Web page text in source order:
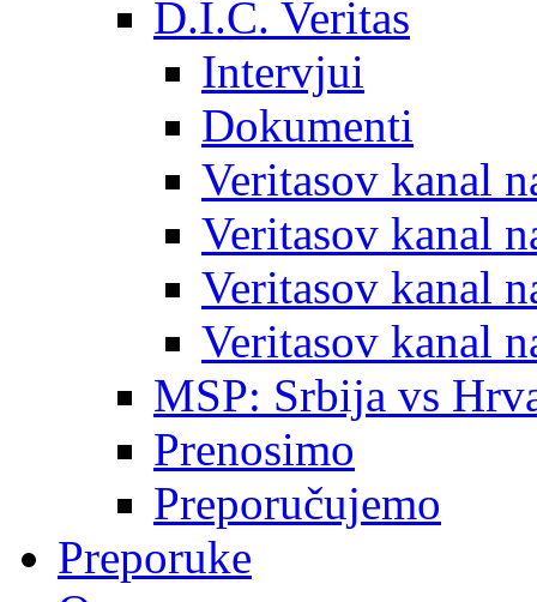
D.I.C. Veritas
Intervjui
Dokumenti
Veritasov kanal
Veritasov kanal
Veritasov kanal
Veritasov kanal
MSP: Srbija vs
Prenosimo
Preporučujemo
Preporuke